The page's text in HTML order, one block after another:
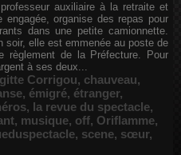
auxiliaire à la retraite et
engagée, organise des repas pour
dans une petite camionnette.
soir, elle est emmenée au poste de
règlement de la Préfecture. Pour
à ses deux...
Corrigou, chauveau,
, émigré, étranger,
, la revue du spectacle,
, musique, off, Oriflamme,
, scene, sœur,